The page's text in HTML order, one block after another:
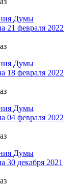
Думы
21 февраля 2022
Думы
18 февраля 2022
Думы
04 февраля 2022
Думы
30 декабря 2021